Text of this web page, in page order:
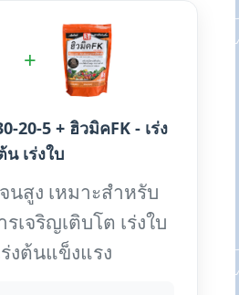
+
20-5 + ฮิวมิคFK - เร่ง
น เร่งใบ
นสูง เหมาะสำหรับ
เจริญเติบโต เร่งใบ
ร่งต้นแข็งแรง